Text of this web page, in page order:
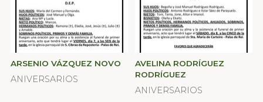
ARSENIO VÁZQUEZ NOVO
ANIVERSARIOS
AVELINA RODRÍGUEZ
RODRÍGUEZ
ANIVERSARIOS